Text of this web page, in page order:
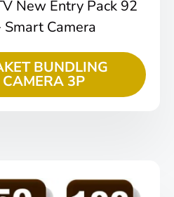
New Entry Pack 92
Smart Camera
BUNDLING
3P